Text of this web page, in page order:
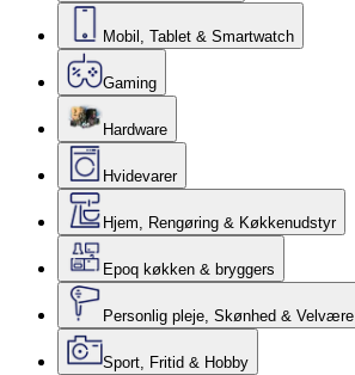
Mobil, Tablet & Smartwatch
Gaming
Hardware
Hvidevarer
Hjem, Rengøring & Køkkenudstyr
Epoq køkken & bryggers
Personlig pleje, Skønhed & Velvære
Sport, Fritid & Hobby